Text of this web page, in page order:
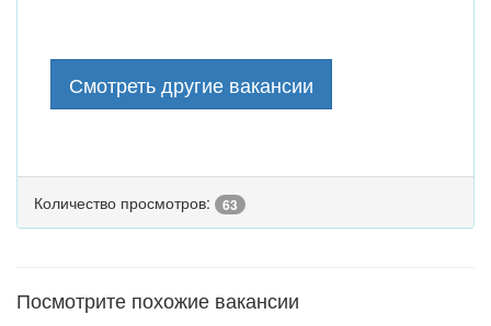
Смотреть другие вакансии
Количество просмотров: 63
Посмотрите похожие вакансии